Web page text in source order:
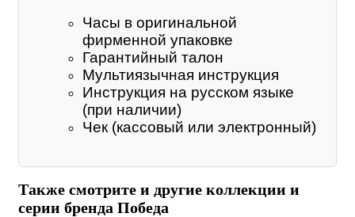
Часы в оригинальной
фирменной упаковке
Гарантийный талон
Мультиязычная инструкция
Инструкция на русском языке
(при наличии)
Чек (кассовый или электронный)
Также смотрите и другие коллекции и
серии бренда Победа